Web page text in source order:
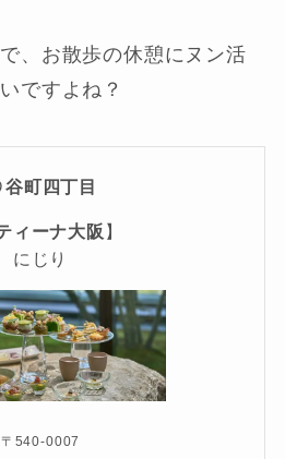
、お散歩の休憩にヌン活
ですよね？
谷町四丁目
ィーナ大阪 】
にじり
〒540-0007